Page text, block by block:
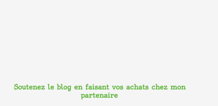
Soutenez le blog en faisant vos achats chez mon
partenaire